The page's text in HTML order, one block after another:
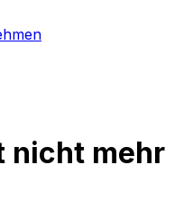
nicht mehr